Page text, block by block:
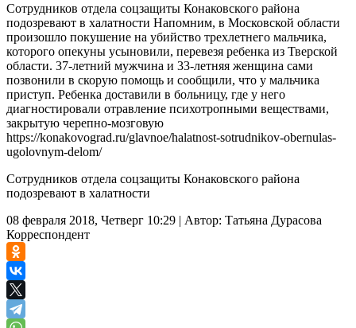
Сотрудников отдела соцзащиты Конаковского района
подозревают в халатности Напомним, в Московской области
произошло покушение на убийство трехлетнего мальчика,
которого опекуны усыновили, перевезя ребенка из Тверской
области. 37-летний мужчина и 33-летняя женщина сами
позвонили в скорую помощь и сообщили, что у мальчика
приступ. Ребенка доставили в больницу, где у него
диагностировали отравление психотропными веществами,
закрытую черепно-мозговую
https://konakovograd.ru/glavnoe/halatnost-sotrudnikov-obernulas-
ugolovnym-delom/
Сотрудников отдела соцзащиты Конаковского района
подозревают в халатности
08 февраля 2018, Четверг 10:29 | Автор: Татьяна Дурасова
Корреспондент